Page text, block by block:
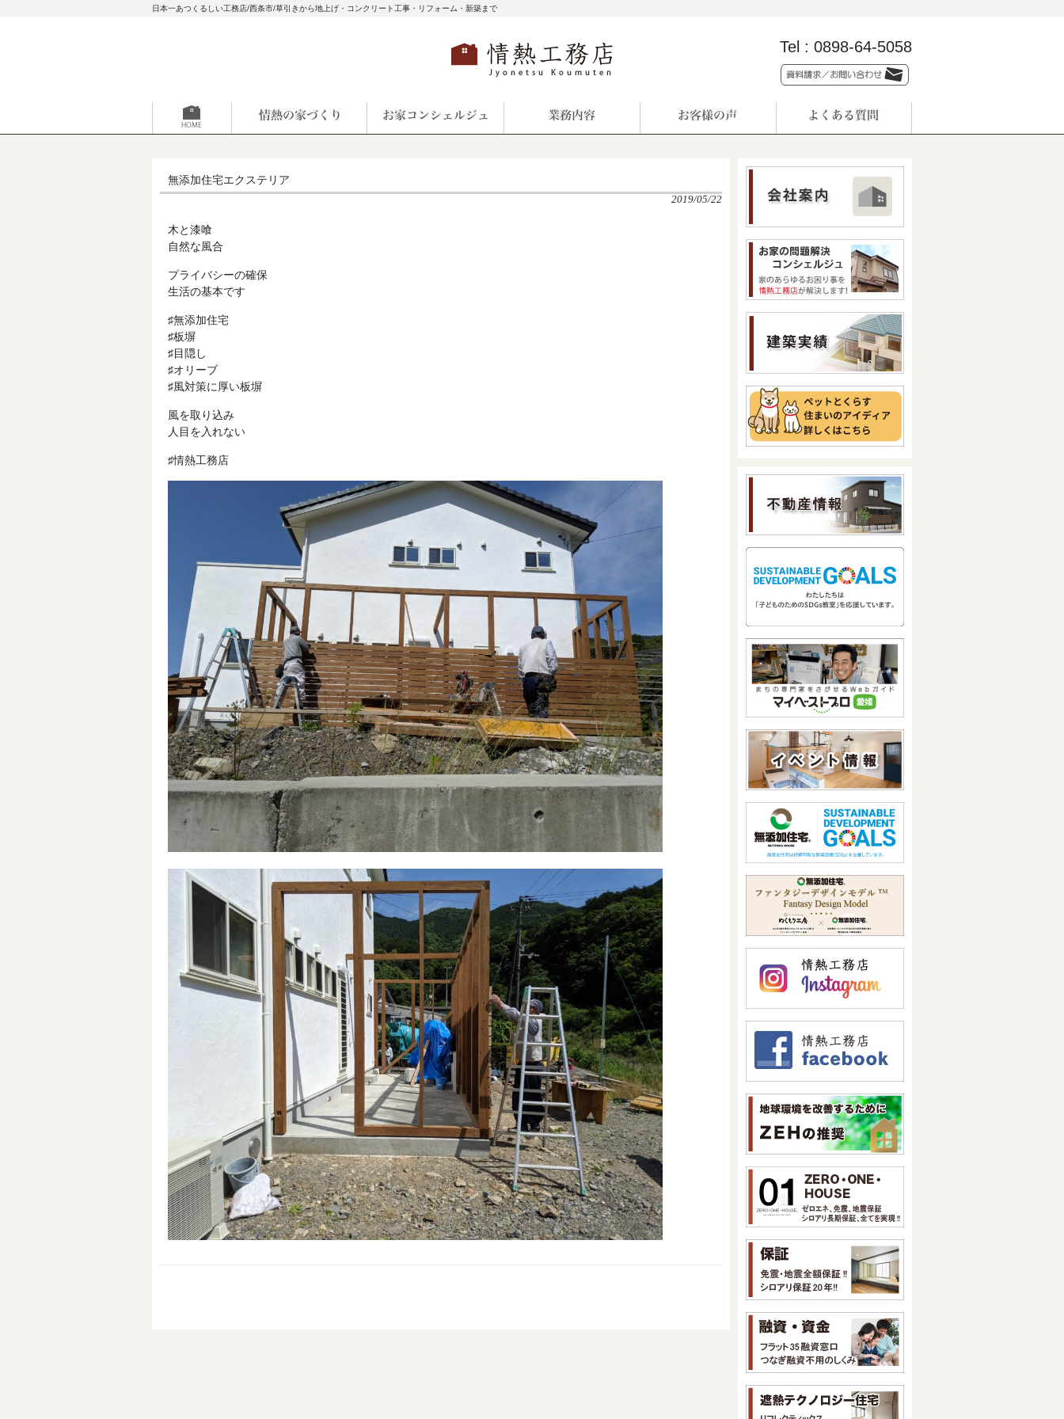
日本一あつくるしい工務店/西条市/草引きから地上げ・コンクリート工事・リフォーム・新築まで
Tel : 0898-64-5058
無添加住宅エクステリア
2019/05/22
木と漆喰
自然な風合
プライバシーの確保
生活の基本です
♯無添加住宅
♯板塀
♯目隠し
♯オリーブ
♯風対策に厚い板塀
風を取り込み
人目を入れない
♯情熱工務店